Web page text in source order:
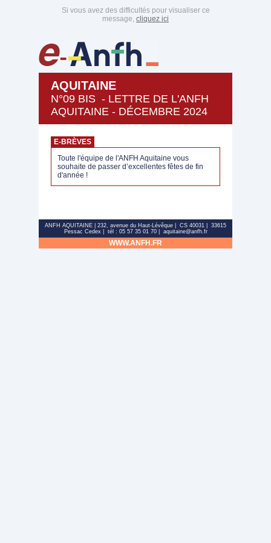
Si vous avez des difficultés pour visualiser ce
message, cliquez ici
AQUITAINE
N°09 BIS - LETTRE DE L'ANFH
AQUITAINE - DÉCEMBRE 2024
E-BRÈVES
Toute l'équipe de l'ANFH Aquitaine vous
souhaite de passer d’excellentes fêtes de fin
d'année !
ANFH AQUITAINE | 232, avenue du Haut-Lévêque | CS 40031 | 33615
Pessac Cedex | tél : 05 57 35 01 70 | aquitaine@anfh.fr
WWW.ANFH.FR